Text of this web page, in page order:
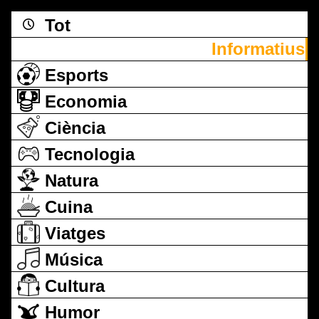
Tot
Informatius
Esports
Economia
Ciència
Tecnologia
Natura
Cuina
Viatges
Música
Cultura
Humor